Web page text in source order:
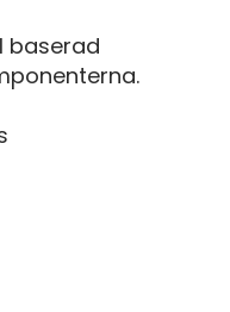
baserad